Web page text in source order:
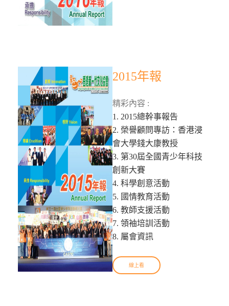
2015年報
精彩內容 :
1. 2015總幹事報告
2. 榮譽顧問專訪：香港浸
會大學錢大康教授
3. 第30屆全國青少年科技
創新大賽
4. 科學創意活動
5. 國情教育活動
6. 教師支援活動
7. 領袖培訓活動
8. 屬會資訊
線上看